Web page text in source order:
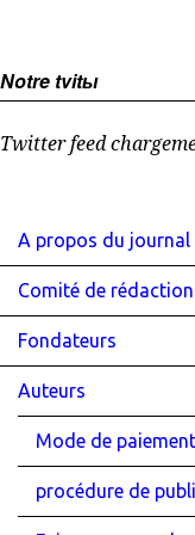
Notre tvitы
Twitter feed
A propos du journal
Comité de rédaction
Fondateurs
Auteurs
Mode de paiement
procédure de